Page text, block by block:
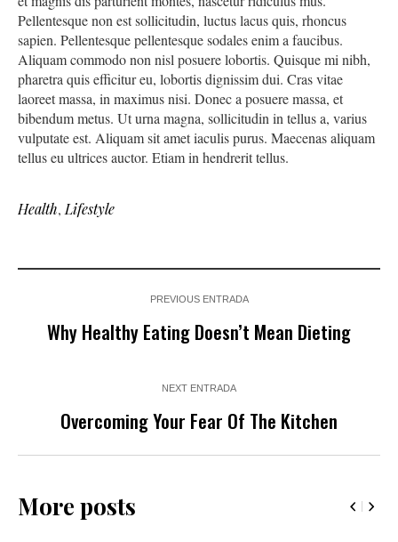
Pellentesque non est sollicitudin, luctus lacus quis, rhoncus
sapien. Pellentesque pellentesque sodales enim a faucibus.
Aliquam commodo non nisl posuere lobortis. Quisque mi nibh,
pharetra quis efficitur eu, lobortis dignissim dui. Cras vitae
laoreet massa, in maximus nisi. Donec a posuere massa, et
bibendum metus. Ut urna magna, sollicitudin in tellus a, varius
vulputate est. Aliquam sit amet iaculis purus. Maecenas aliquam
tellus eu ultrices auctor. Etiam in hendrerit tellus.
Health, Lifestyle
PREVIOUS ENTRADA
Why Healthy Eating Doesn’t Mean Dieting
NEXT ENTRADA
Overcoming Your Fear Of The Kitchen
More posts